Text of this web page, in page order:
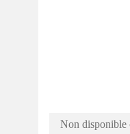
Non disponible